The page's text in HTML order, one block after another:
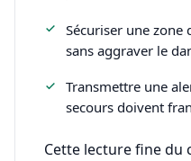
Sécuriser une zone
sans aggraver le
Transmettre une
secours doivent
Cette lecture fine du